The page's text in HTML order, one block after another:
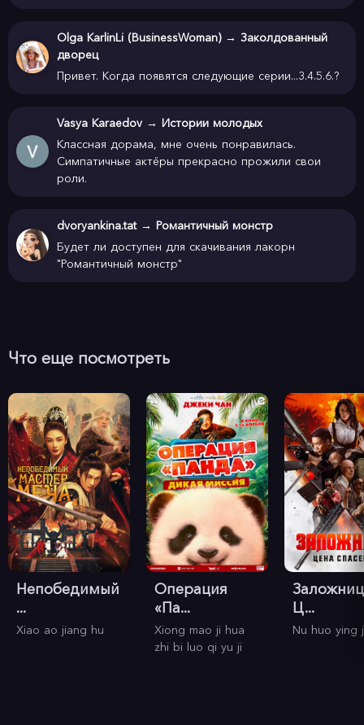
Olga KarlinLi (BusinessWoman) → Заколдованный
дворец
Привет. Когда появятся следующие серии...3.4.5.6.?
Vasya Karaedov → Истории молодых
Классная дорама, мне очень понравилась.
Симпатичные актёры прекрасно прожили свои
роли.
dvoryankina.tat → Романтичный монстр
Будет ли доступен для скачивания лакорн
"Романтичный монстр"
Что еще посмотреть
Непобедимый
...
Xiao ao jiang hu
Операция
«Па...
Xiong mao ji hua
zhi bi luo qi yu ji
Ц...
Nu huo ying